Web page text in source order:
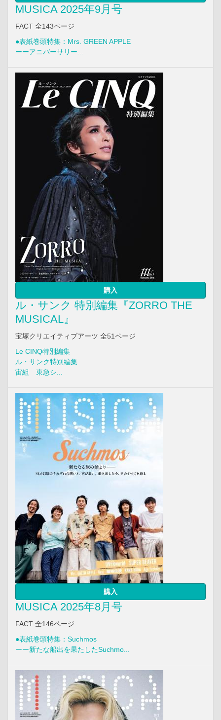
MUSICA 2025年9月号
FACT 全143ページ
●表紙巻頭特集：Mrs. GREEN APPLE
ーーアニバーサリー...
購入
ル・サンク 特別編集『ZORRO THE
MUSICAL』
宝塚クリエイティブアーツ 全51ページ
Le CINQ特別編集
ル・サンク特別編集
宙組 東急シ...
購入
MUSICA 2025年8月号
FACT 全146ページ
●表紙巻頭特集：Suchmos
ーー新たな船出を果たしたSuchmo...